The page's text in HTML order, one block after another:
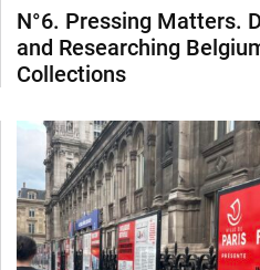
N°6. Pressing Matters.
and Researching
Collections